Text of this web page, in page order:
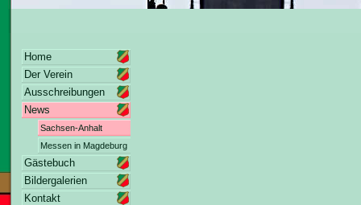
Home
Der Verein
Ausschreibungen
News
Sachsen-Anhalt
Messen in Magdeburg
Gästebuch
Bildergalerien
Kontakt